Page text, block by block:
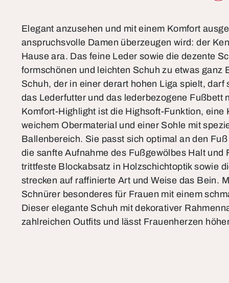
Elegant anzusehen und mit einem Komfort
anspruchsvolle Damen überzeugen wird: der
Hause ara. Das feine Leder sowie die dezente
formschönen und leichten Schuh zu etwas ganz
Schuh, der in einer derart hohen Liga spielt, darf
das Lederfutter und das lederbezogene Fußbett
Komfort-Highlight ist die Highsoft-Funktion, eine
weichem Obermaterial und einer Sohle mit
Ballenbereich. Sie passt sich optimal an den
die sanfte Aufnahme des Fußgewölbes Halt und
trittfeste Blockabsatz in Holzschichtoptik sowie
strecken auf raffinierte Art und Weise das Bein.
Schnürer besonderes für Frauen mit einem
Dieser elegante Schuh mit dekorativer
zahlreichen Outfits und lässt Frauenherzen